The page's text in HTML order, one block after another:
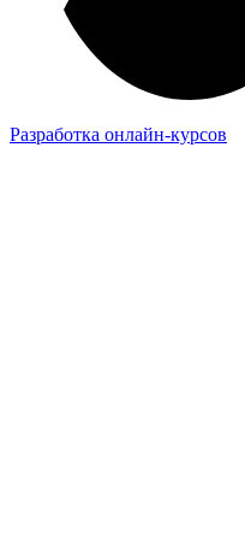
Разработка онлайн-курсов